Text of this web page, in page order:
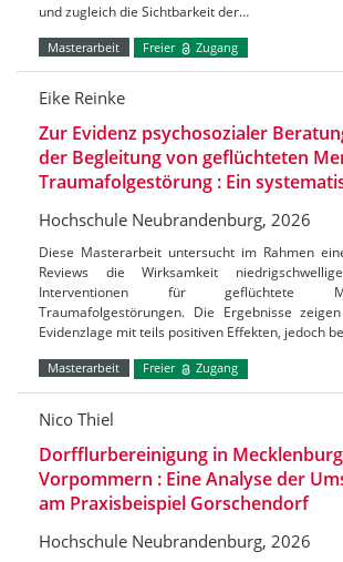
und zugleich die Sichtbarkeit der…
Masterarbeit Freier Zugang
Eike Reinke
Zur Evidenz psychosozialer
der Begleitung von geflüchteten
Traumafolgestörung : Ein
Hochschule Neubrandenburg, 2026
Diese Masterarbeit untersucht im Rahmen
Reviews die Wirksamkeit
Interventionen für geflüchtete
Traumafolgestörungen. Die Ergebnisse
Evidenzlage mit teils positiven Effekten, jedoch
Masterarbeit Freier Zugang
Nico Thiel
Dorfflurbereinigung in
Vorpommern : Eine Analyse der
am Praxisbeispiel Gorschendorf
Hochschule Neubrandenburg, 2026